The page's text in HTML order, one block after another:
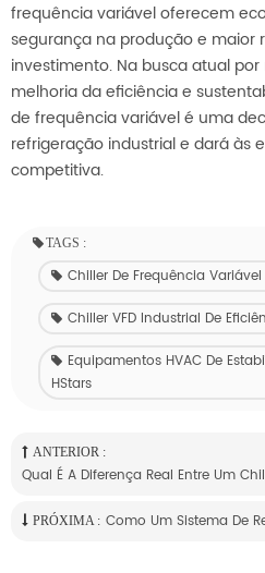
frequência variável oferecem
segurança na produção e maior
investimento. Na busca atual
melhoria da eficiência e
de frequência variável é uma
refrigeração industrial e dará às
competitiva.
TAGS :
Chiller De Frequência
Chiller VFD Industrial De
Equipamentos HVAC De
HStars
ANTERIOR :
PRÓXIMA :